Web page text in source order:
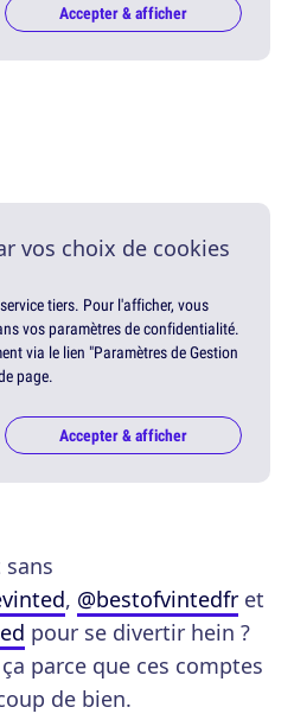
Accepter & afficher
vos choix de cookies
tiers. Pour l'afficher, vous
vos paramètres de confidentialité.
via le lien "Paramètres de Gestion
page.
Accepter & afficher
, @bestofvintedfr et
pour se divertir hein ?
parce que ces comptes
de bien.